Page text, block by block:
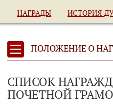
НАГРАДЫ ИСТОРИЯ
ПОЛОЖЕНИЕ О
СПИСОК
ПОЧЕТНОЙ